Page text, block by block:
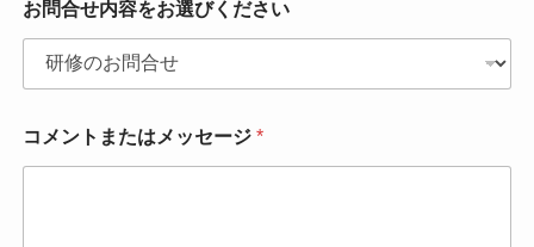
お問合せ内容をお選びください
コメントまたはメッセージ *